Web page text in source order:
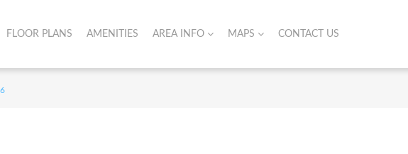
FLOOR PLANS AMENITIES AREA INFO MAPS CONTACT US